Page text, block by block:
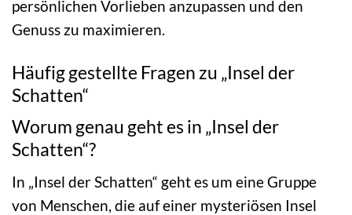
persönlichen Vorlieben anzupassen und den
Genuss zu maximieren.
Häufig gestellte Fragen zu „Insel der
Schatten“
Worum genau geht es in „Insel der
Schatten“?
In „Insel der Schatten“ geht es um eine Gruppe
von Menschen, die auf einer mysteriösen Insel